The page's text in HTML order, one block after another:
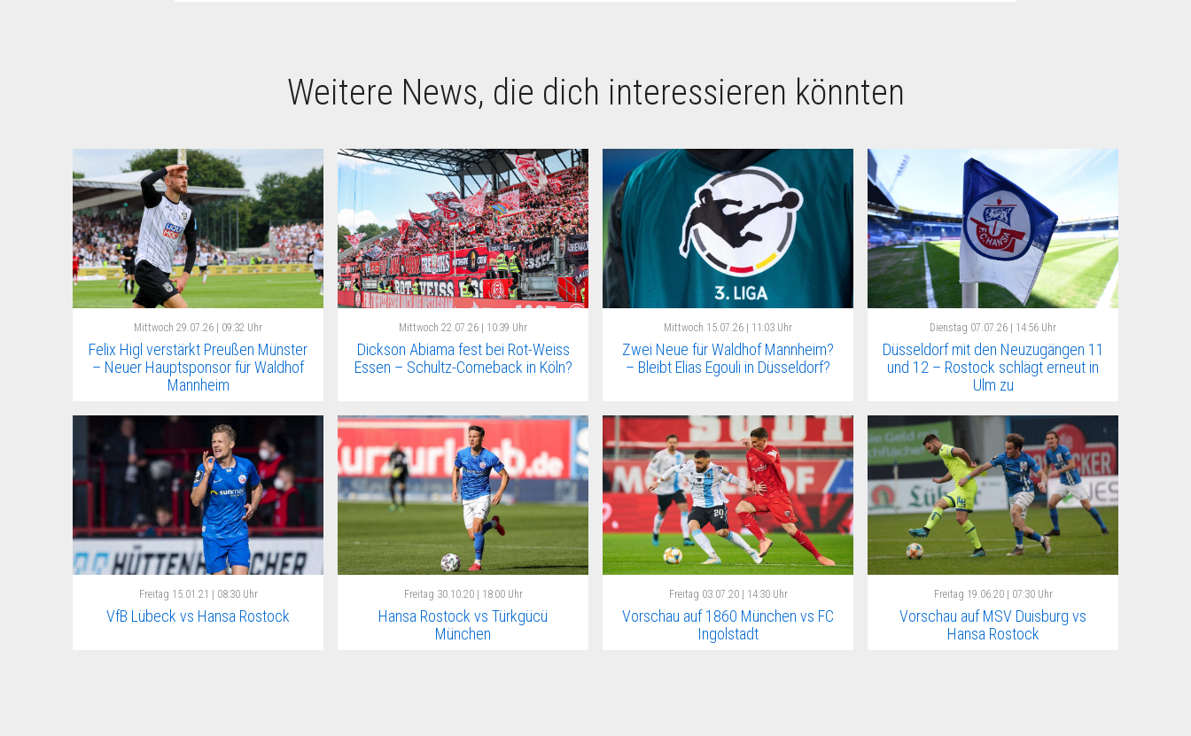
Weitere News, die dich interessieren könnten
Mittwoch 29.07.26 | 09:32 Uhr
Felix Higl verstärkt Preußen Münster
– Neuer Hauptsponsor für Waldhof
Mannheim
Mittwoch 22.07.26 | 10:39 Uhr
Dickson Abiama fest bei Rot-Weiss
Essen – Schultz-Comeback in Köln?
Mittwoch 15.07.26 | 11:03 Uhr
Zwei Neue für Waldhof Mannheim?
– Bleibt Elias Egouli in Düsseldorf?
Dienstag 07.07.26 | 14:56 Uhr
Düsseldorf mit den Neuzugängen 11
und 12 – Rostock schlägt erneut in
Ulm zu
Freitag 15.01.21 | 08:30 Uhr
VfB Lübeck vs Hansa Rostock
Freitag 30.10.20 | 18:00 Uhr
Hansa Rostock vs Türkgücü
München
Freitag 03.07.20 | 14:30 Uhr
Vorschau auf 1860 München vs FC
Ingolstadt
Freitag 19.06.20 | 07:30 Uhr
Vorschau auf MSV Duisburg vs
Hansa Rostock